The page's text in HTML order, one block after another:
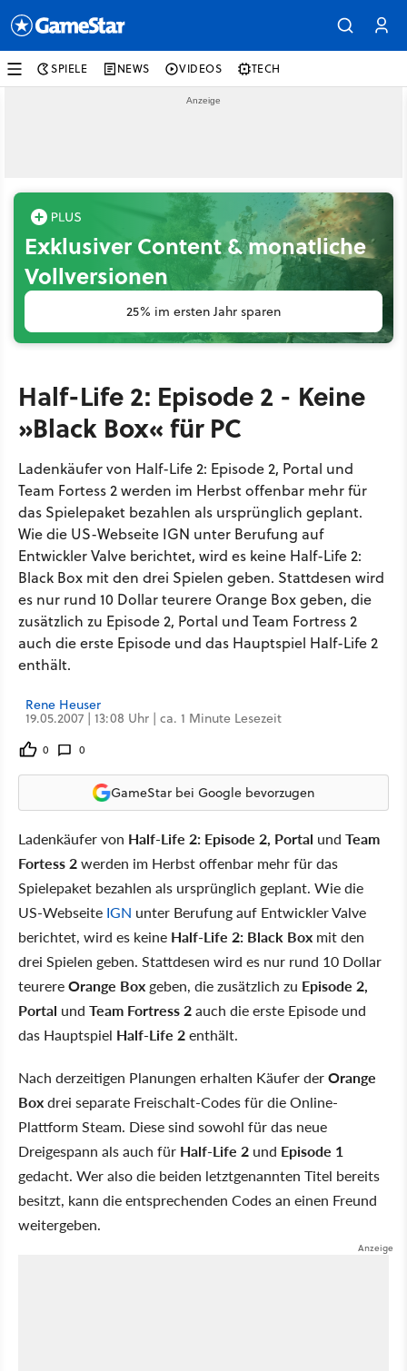
SPIELE NEWS VIDEOS TECH
Exklusiver Content & monatliche
Vollversionen
25% im ersten Jahr sparen
Half-Life 2: Episode 2 - Keine
»Black Box« für PC
Ladenkäufer von Half-Life 2: Episode 2, Portal und
Team Fortess 2 werden im Herbst offenbar mehr für
das Spielepaket bezahlen als ursprünglich geplant.
Wie die US-Webseite IGN unter Berufung auf
Entwickler Valve berichtet, wird es keine Half-Life 2:
Black Box mit den drei Spielen geben. Stattdesen wird
es nur rund 10 Dollar teurere Orange Box geben, die
zusätzlich zu Episode 2, Portal und Team Fortress 2
auch die erste Episode und das Hauptspiel Half-Life 2
enthält.
Rene Heuser
19.05.2007 | 13:08 Uhr | ca. 1 Minute Lesezeit
0 0
GameStar bei Google bevorzugen
Ladenkäufer von Half-Life 2: Episode 2, Portal und Team
Fortess 2werden im Herbst offenbar mehr für das
Spielepaket bezahlen als ursprünglich geplant. Wie die
US-Webseite IGN unter Berufung auf Entwickler Valve
berichtet, wird es keine Half-Life 2: Black Box mit den
drei Spielen geben. Stattdesen wird es nur rund 10 Dollar
teurereOrange Box geben, die zusätzlich zu Episode 2,
Portal und Team Fortress 2auch die erste Episode und
das Hauptspiel Half-Life 2enthält.
Nach derzeitigen Planungen erhalten Käufer derOrange
Boxdrei separate Freischalt-Codes für die Online-
Plattform Steam. Diese sind sowohl für das neue
Dreigespann als auch für Half-Life 2 und Episode 1
gedacht. Wer also die beiden letztgenannten Titel bereits
besitzt, kann die entsprechenden Codes an einen Freund
weitergeben.